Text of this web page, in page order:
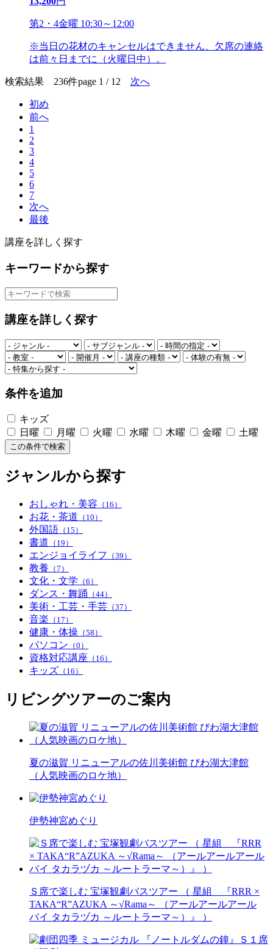
第2・4金曜 10:30～12:00
※当日の花材のキャンセルはできません、欠席の連絡
は前々日までに（火曜日中）。
検索結果 236件page 1 / 12 次へ
初め
前へ
1
2
3
4
5
6
7
次へ
最後
講座を詳しく探す
キーワードから探す
講座を詳しく探す
条件を追加
キッズ
日曜
月曜 火曜 水曜 木曜 金曜 土曜
この条件で検索
ジャンルから探す
おしゃれ・美容 （16）
お花・茶道 （10）
外国語 （15）
書道 （19）
エンジョイライフ （39）
教養 （7）
文化・文学 （6）
ダンス・舞踊 （44）
美術・工芸・手芸 （37）
音楽 （17）
健康・体操 （58）
パソコン （0）
資格対応講座 （16）
キッズ （16）
リビングツアーのご案内
夏の滋賀 リニューアルの佐川美術館 びわ湖大津館
（人気映画のロケ地）
伊勢神宮めぐり
Ｓ席で楽しむ 宝塚観劇バスツアー （ 星組 『RRR ×
TAKA“R”AZUKA ～√Rama～ （アールアールアール
バイ タカラヅカ ～ルートラーマ～）』 ）